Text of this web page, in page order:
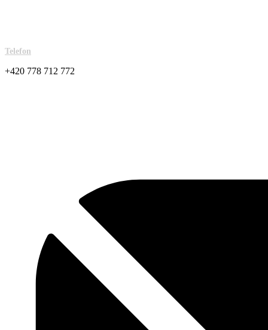
Telefon
+420 778 712 772